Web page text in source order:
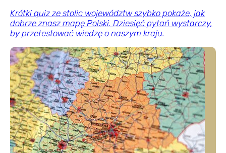
Krótki quiz ze stolic województw szybko pokaże, jak
dobrze znasz mapę Polski. Dziesięć pytań wystarczy,
by przetestować wiedzę o naszym kraju.